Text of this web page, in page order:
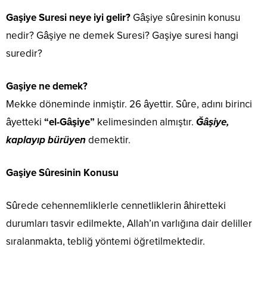
Gaşiye Suresi neye iyi gelir? Gâşiye sûresinin konusu
nedir? Gâşiye ne demek Suresi? Gaşiye suresi hangi
suredir?
Gaşiye ne demek?
Mekke döneminde inmiştir. 26 âyettir. Sûre, adını birinci
âyetteki “el-Gâşiye” kelimesinden almıştır. Ğâşiye,
kaplayıp bürüyendemektir.
Gaşiye Sûresinin Konusu
Sûrede cehennemliklerle cennetliklerin âhiretteki
durumları tasvir edilmekte, Allah’ın varlığına dair deliller
sıralanmakta, tebliğ yöntemi öğretilmektedir.